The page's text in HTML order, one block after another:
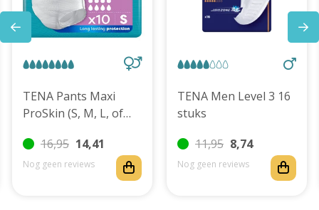
TENA Pants Maxi
ProSkin (S, M, L, of
16,95 14,41
Nog geen reviews
TENA Men Level 3 16
stuks
11,95 8,74
Nog geen reviews